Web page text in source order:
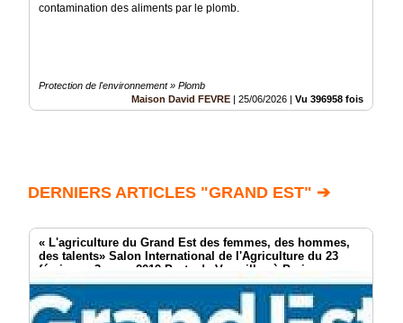
contamination des aliments par le plomb.
Protection de l'environnement » Plomb
Maison David FEVRE
25/06/2026 Vu 396958 fois
DERNIERS ARTICLES "GRAND EST" ➔
« L'agriculture du Grand Est des femmes, des hommes,
des talents» Salon International de l'Agriculture du 23
février au 3 mars 2019 Porte de Versailles à Paris